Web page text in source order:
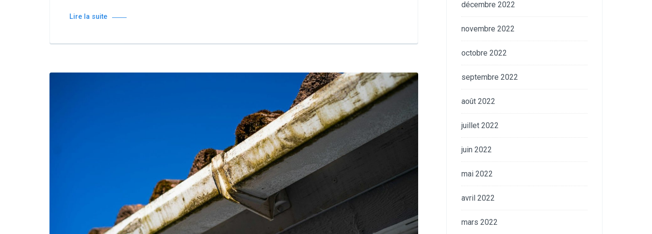
Lire la suite
décembre 2022
novembre 2022
octobre 2022
septembre 2022
août 2022
juillet 2022
juin 2022
mai 2022
avril 2022
mars 2022